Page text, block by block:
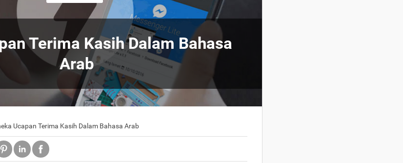
Terima Kasih Dalam Bahasa
Arab
Ucapan Terima Kasih Dalam Bahasa Arab